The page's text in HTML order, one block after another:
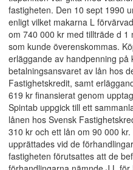
fastigheten. Den 10 sept 1990
enligt vilket makarna L
om 740 000 kr med tillträde d
som kunde överenskommas.
erläggande av handpenning
betalningsansvaret av lån hos
Fastighetskredit, samt
619 kr finansierat genom
Spintab uppgick till ett
lånen hos Svensk
310 kr och ett lån om 90 000
upprättades vid de
fastigheten förutsattes att de